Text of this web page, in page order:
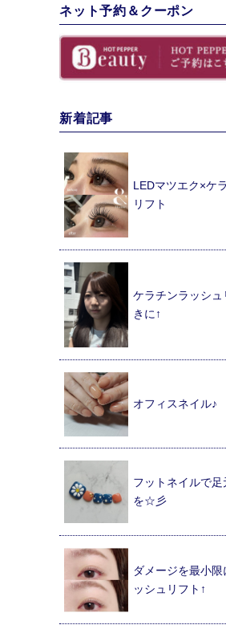
ネット予約＆クーポン
新着記事
LEDマツエク×ケ
リフト
ケラチンラッシュ
きに↑
オフィスネイル♪
フットネイルで
を☆彡
ダメージを最小限
ッシュリフト↑